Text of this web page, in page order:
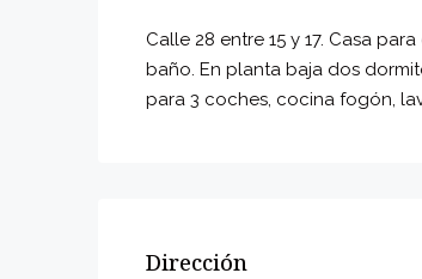
Calle 28 entre 15 y 17. Casa
baño. En planta baja dos
para 3 coches, cocina fogón,
Dirección